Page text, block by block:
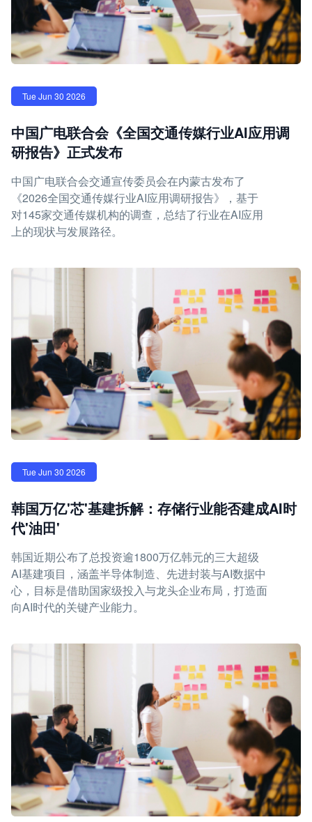
Tue Jun 30 2026
中国广电联合会《全国交通传媒行业AI应用调
研报告》正式发布
中国广电联合会交通宣传委员会在内蒙古发布了
《2026全国交通传媒行业AI应用调研报告》，基于
对145家交通传媒机构的调查，总结了行业在AI应用
上的现状与发展路径。
Tue Jun 30 2026
韩国万亿'芯'基建拆解：存储行业能否建成AI时
代'油田'
韩国近期公布了总投资逾1800万亿韩元的三大超级
AI基建项目，涵盖半导体制造、先进封装与AI数据中
心，目标是借助国家级投入与龙头企业布局，打造面
向AI时代的关键产业能力。